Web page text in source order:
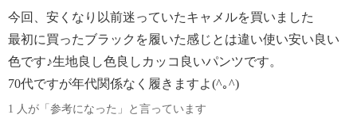
今回、安くなり以前迷っていたキャメルを買いました
最初に買ったブラックを履いた感じとは違い使い安い良い
色です♪生地良し色良しカッコ良いパンツです。
70代ですが年代関係なく履きますよ(^｡^)
1 人が「参考になった」と言っています